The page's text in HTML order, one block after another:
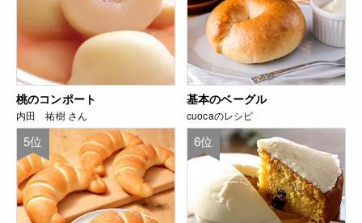
桃のコンポート
内田 祐樹 さん
基本のベーグル
cuocaのレシピ
5位 6位